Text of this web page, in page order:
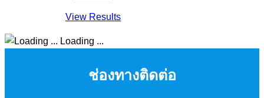
View Results
Loading ...
ช่องทางติดต่อ